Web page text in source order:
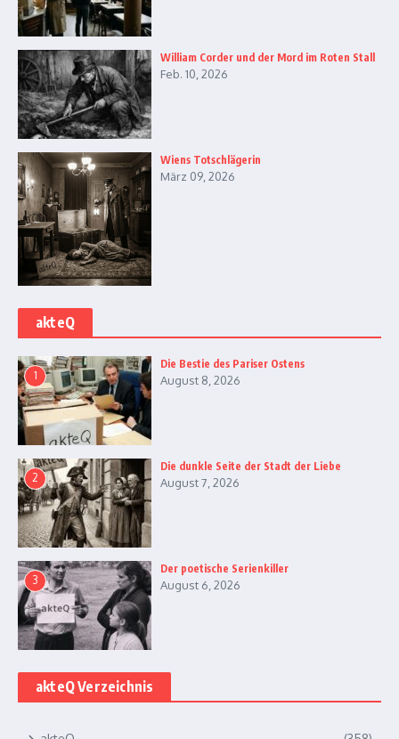
William Corder und der Mord im Roten Stall
Feb. 10, 2026
Wiens Totschlägerin
März 09, 2026
akteQ
1
Die Bestie des Pariser Ostens
August 8, 2026
2
Die dunkle Seite der Stadt der Liebe
August 7, 2026
3
Der poetische Serienkiller
August 6, 2026
akteQ Verzeichnis